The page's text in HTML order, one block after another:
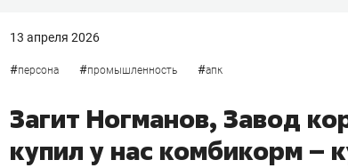
13 апреля 2026
#персона #промышленность #апк
Загит Ногманов, Завод
купил у нас комбикорм –